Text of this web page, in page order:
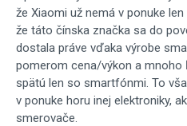
že Xiaomi už nemá v ponuke
že táto čínska značka sa do
dostala práve vďaka výrobe
pomerom cena/výkon a
spätú len so smartfónmi. To
v ponuke horu inej elektroniky,
smerovače.